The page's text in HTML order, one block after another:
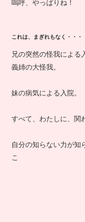
嗚呼、やっぱりね！
これは、まぎれもなく・・・
兄の突然の怪我による
義姉の大怪我。
妹の病気による入院。
すべて、わたしに、関
自分の知らない力が知
こ